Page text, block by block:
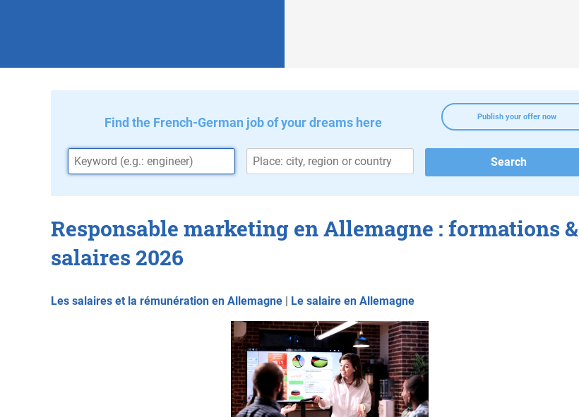
Publish your offer now
Find the French-German job of your dreams here
Responsable marketing en Allemagne : formations &
salaires 2026
Les salaires et la rémunération en Allemagne | Le salaire en Allemagne